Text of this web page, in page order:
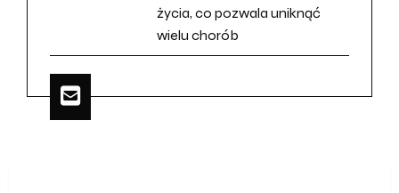
życia, co pozwala uniknąć
wielu chorób